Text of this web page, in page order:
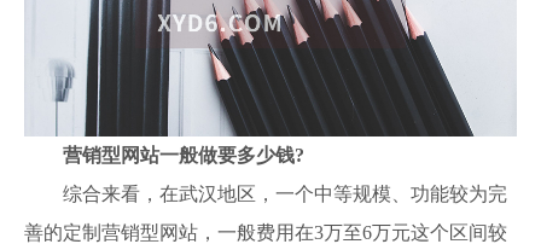
营销型网站一般做要多少钱?
综合来看，在武汉地区，一个中等规模、功能较为完
善的定制营销型网站，一般费用在3万至6万元这个区间较